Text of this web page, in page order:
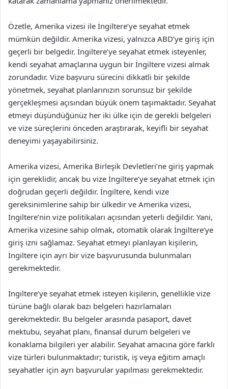
Özetle, Amerika vizesi ile İngiltere’ye seyahat etmek
mümkün değildir. Amerika vizesi, yalnızca ABD’ye giriş için
geçerli bir belgedir. İngiltere’ye seyahat etmek isteyenler,
kendi seyahat amaçlarına uygun bir İngiltere vizesi almak
zorundadır. Vize başvuru sürecini dikkatli bir şekilde
yönetmek, seyahat planlarınızın sorunsuz bir şekilde
gerçekleşmesi açısından büyük önem taşımaktadır. Seyahat
etmeyi düşündüğünüz her iki ülke için de gerekli belgeleri
ve vize süreçlerini önceden araştırarak, keyifli bir seyahat
deneyimi yaşayabilirsiniz.
Amerika vizesi, Amerika Birleşik Devletleri’ne giriş yapmak
için gereklidir, ancak bu vize İngiltere’ye seyahat etmek için
doğrudan geçerli değildir. İngiltere, kendi vize
gereksinimlerine sahip bir ülkedir ve Amerika vizesi,
İngiltere’nin vize politikaları açısından yeterli değildir. Yani,
Amerika vizesine sahip olmak, otomatik olarak İngiltere’ye
giriş izni sağlamaz. Seyahat etmeyi planlayan kişilerin,
İngiltere için ayrı bir vize başvurusunda bulunmaları
gerekmektedir.
İngiltere’ye seyahat etmek isteyen kişilerin, genellikle vize
türüne bağlı olarak bazı belgeleri hazırlamaları
gerekmektedir. Bu belgeler arasında pasaport, davet
mektubu, seyahat planı, finansal durum belgeleri ve
konaklama bilgileri yer alabilir. Seyahat amacına göre farklı
vize türleri bulunmaktadır; turistik, iş veya eğitim amaçlı
seyahatler için ayrı başvurular yapılması gerekmektedir.